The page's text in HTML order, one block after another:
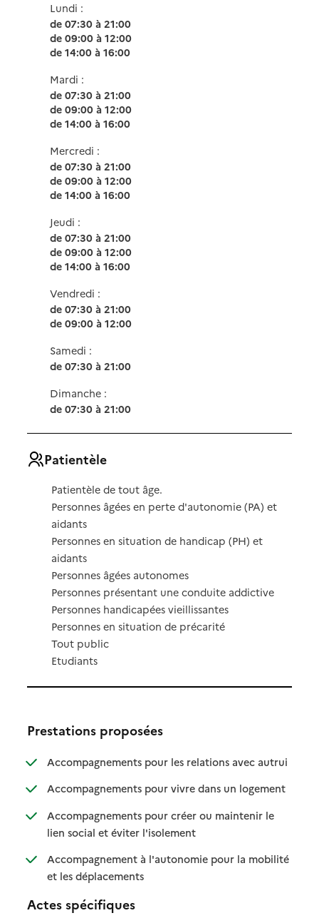
Lundi :
de 07:30 à 21:00
de 09:00 à 12:00
de 14:00 à 16:00
Mardi :
de 07:30 à 21:00
de 09:00 à 12:00
de 14:00 à 16:00
Mercredi :
de 07:30 à 21:00
de 09:00 à 12:00
de 14:00 à 16:00
Jeudi :
de 07:30 à 21:00
de 09:00 à 12:00
de 14:00 à 16:00
Vendredi :
de 07:30 à 21:00
de 09:00 à 12:00
Samedi :
de 07:30 à 21:00
Dimanche :
de 07:30 à 21:00
Patientèle
Patientèle de tout âge.
Personnes âgées en perte d'autonomie (PA) et
aidants
Personnes en situation de handicap (PH) et
aidants
Personnes âgées autonomes
Personnes présentant une conduite addictive
Personnes handicapées vieillissantes
Personnes en situation de précarité
Tout public
Etudiants
Prestations proposées
Accompagnements pour les relations avec autrui
:
: non
Accompagnements pour vivre dans un logement
:
: non
Accompagnements pour créer ou maintenir le
lien social et éviter l'isolement: disponible
: non disponible
Accompagnement à l'autonomie pour la mobilité
et les déplacements: disponible
: non disponible
Actes spécifiques